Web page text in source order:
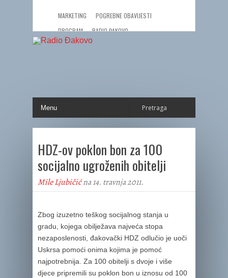
MARKETING
POGREBNE OBAVIJESTI
PROGRAM
RADIO ĐAKOVO
HDZ-ov poklon bon za 100
socijalno ugroženih obitelji
Mile Ljubičićna 14. travnja 2011.
Zbog izuzetno teškog socijalnog stanja u
gradu, kojega obilježava najveća stopa
nezaposlenosti, đakovački HDZ odlučio je uoči
Uskrsa pomoći onima kojima je pomoć
najpotrebnija. Za 100 obitelji s dvoje i više
djece pripremili su poklon bon u iznosu od 100